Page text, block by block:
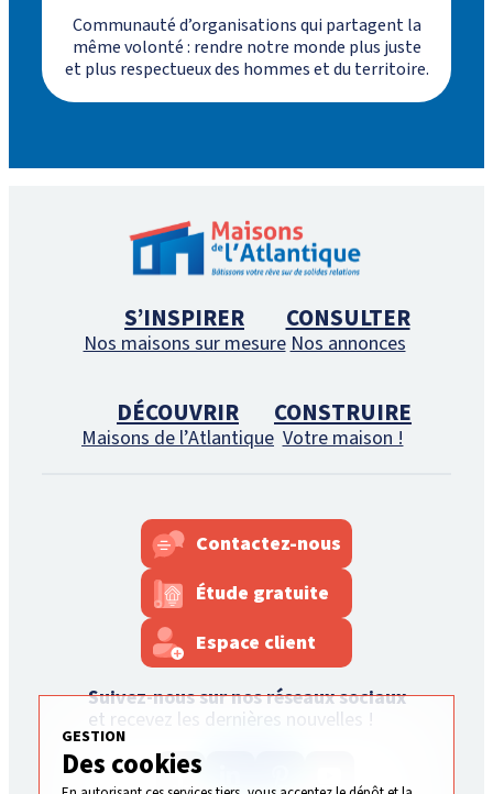
Communauté d’organisations qui partagent la
même volonté : rendre notre monde plus juste
et plus respectueux des hommes et du territoire.
S’INSPIRER
Nos maisons sur mesure
CONSULTER
Nos annonces
DÉCOUVRIR
Maisons de l’Atlantique
CONSTRUIRE
Votre maison !
Suivez-nous sur nos réseaux sociaux
et recevez les dernières nouvelles !
Contactez-nous
Étude gratuite
Espace client
GESTION
Des cookies